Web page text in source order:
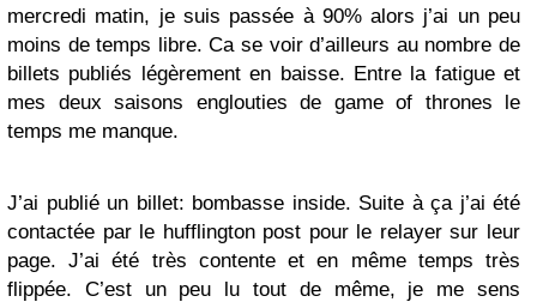
mercredi matin, je suis passée à 90% alors j’ai un peu
moins de temps libre. Ca se voir d’ailleurs au nombre de
billets publiés légèrement en baisse. Entre la fatigue et
mes deux saisons englouties de game of thrones le
temps me manque.
J’ai publié un billet: bombasse inside. Suite à ça j’ai été
contactée par le hufflington post pour le relayer sur leur
page. J’ai été très contente et en même temps très
flippée. C’est un peu lu tout de même, je me sens